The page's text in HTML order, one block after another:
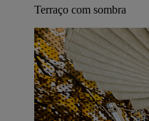
Terraço com sombra